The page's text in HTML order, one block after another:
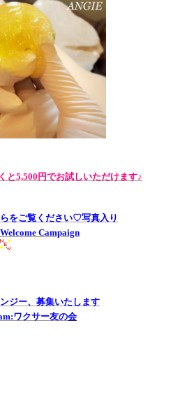
と5,500円でお試しいただけます♪
をご覧ください♡写真入り
Campaign
ジー、募集いたします
ワクサー友の会